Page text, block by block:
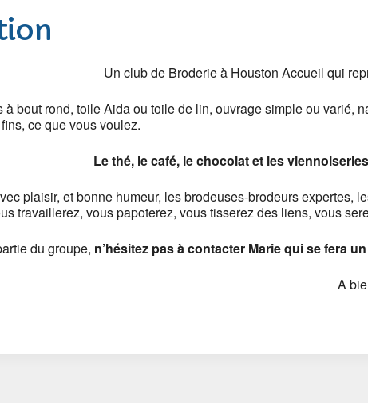
Un club de Broderie à Houston Accueil qui
bout rond, toile Aida ou toile de lin, ouvrage simple ou varié,
ce que vous voulez.
Le thé, le café, le chocolat et les
plaisir, et bonne humeur, les brodeuses-brodeurs expertes,
travaillerez, vous papoterez, vous tisserez des liens, vous
du groupe, n’hésitez pas à contacter Marie qui se fera
A